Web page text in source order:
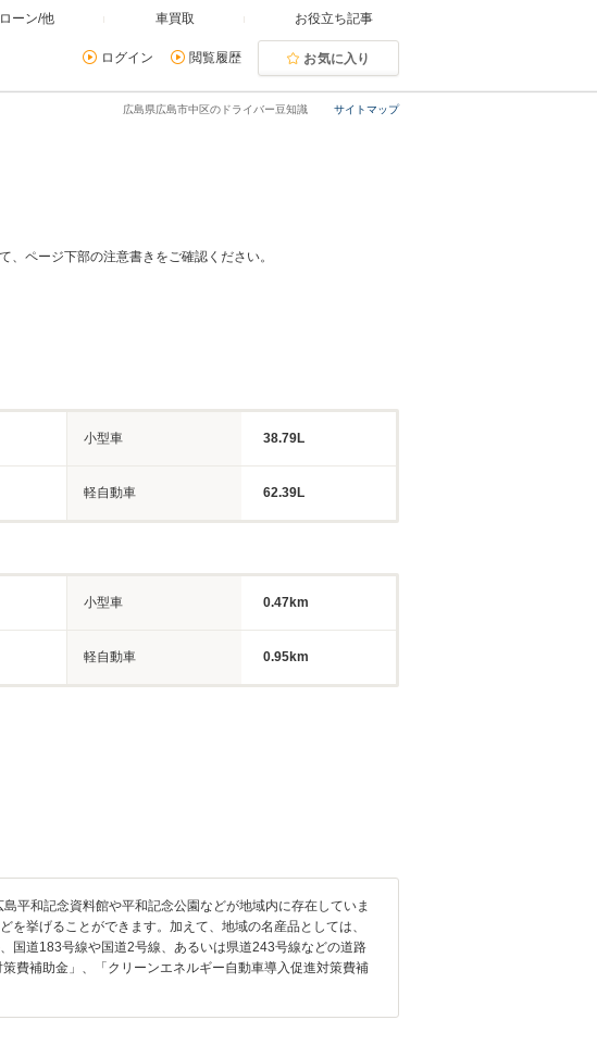
ーン/他 車買取 お役立ち記事
ログイン 閲覧履歴 お気に入り
サイトマップ
広島県広島市中区のドライバー豆知識
ページ下部の注意書きをご確認ください。
小型車 38.79L
軽自動車 62.39L
小型車 0.47km
軽自動車 0.95km
平和記念資料館や平和記念公園などが地域内に存在していま
挙げることができます。加えて、地域の名産品としては、
国道183号線や国道2号線、あるいは県道243号線などの道路
費補助金」、「クリーンエネルギー自動車導入促進対策費補